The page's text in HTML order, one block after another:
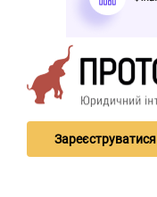
Зареєструватися